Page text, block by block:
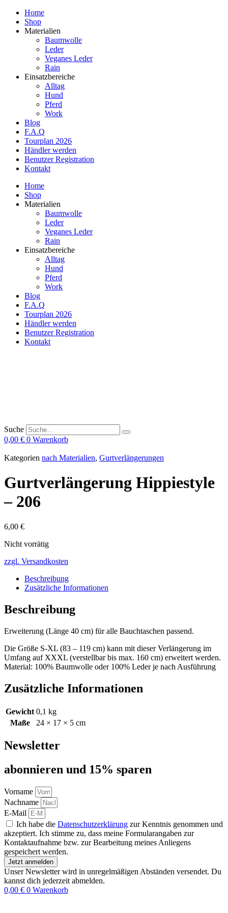
Home
Shop
Materialien
Baumwolle
Leder
Veganes Leder
Rain
Einsatzbereiche
Alltag
Hund
Pferd
Work
Blog
F.A.Q
Tourplan 2026
Händler werden
Benutzer Registration
Kontakt
Home
Shop
Materialien
Baumwolle
Leder
Veganes Leder
Rain
Einsatzbereiche
Alltag
Hund
Pferd
Work
Blog
F.A.Q
Tourplan 2026
Händler werden
Benutzer Registration
Kontakt
Suche
0,00 € 0 Warenkorb
Kategorien nach Materialien, Gurtverlängerungen
Gurtverlängerung Hippiestyle
– 206
6,00 €
Nicht vorrätig
zzgl. Versandkosten
Beschreibung
Zusätzliche Informationen
Beschreibung
Erweiterung (Länge 40 cm) für alle Bauchtaschen passend.
Die Größe S-XL (83 – 119 cm) kann mit dieser Verlängerung im
Umfang auf XXXL (verstellbar bis max. 160 cm) erweitert werden.
Material: 100% Baumwolle oder 100% Leder je nach Ausführung
Zusätzliche Informationen
Gewicht 0,1 kg
Maße
24 × 17 × 5 cm
Newsletter
abon­nie­ren und 15% sparen
Vorname
Nachname
E-Mail
Ich habe die Datenschutzerklärung zur Kenntnis genommen und
akzeptiert. Ich stimme zu, dass meine Formularangaben zur
Kontaktaufnahme bzw. zur Bearbeitung meines Anliegens
gespeichert werden.
Jetzt anmelden
Unser Newsletter wird in unregelmäßigen Abständen versendet. Du
kannst dich jederzeit abmelden.
0,00 € 0 Warenkorb